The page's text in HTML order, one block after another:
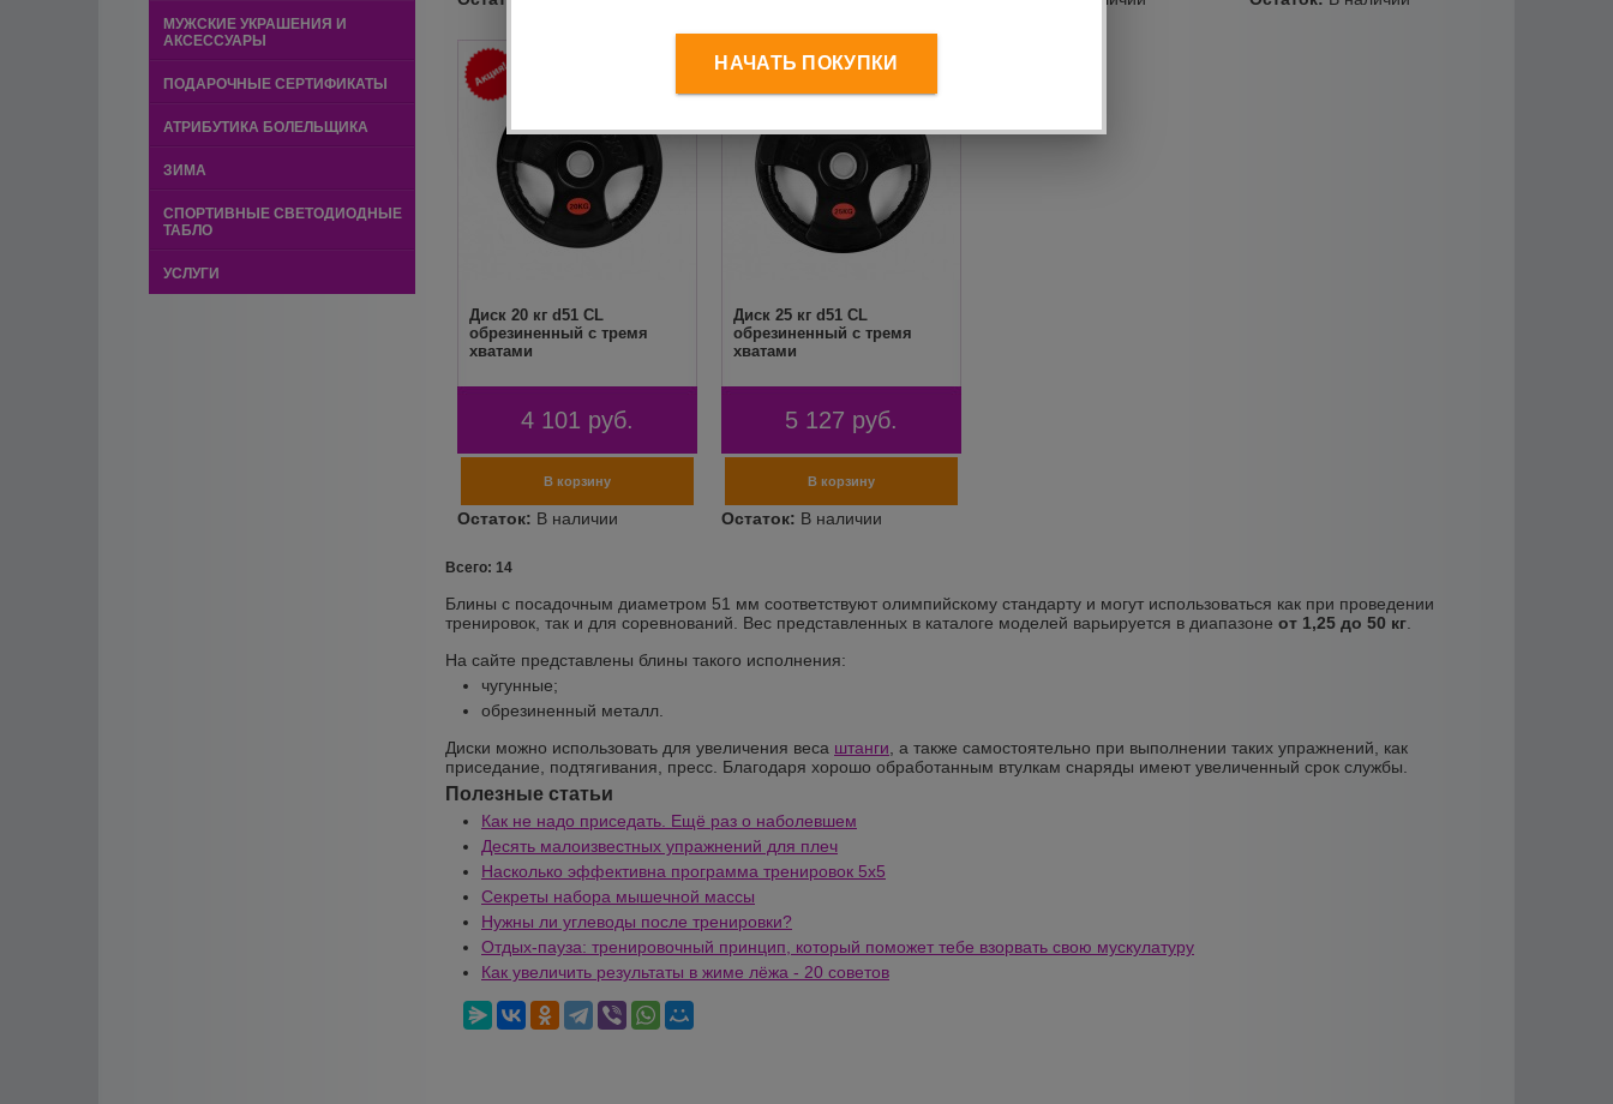
МУЖСКИЕ УКРАШЕНИЯ И
АКСЕССУАРЫ
ПОДАРОЧНЫЕ СЕРТИФИКАТЫ
АТРИБУТИКА БОЛЕЛЬЩИКА
ЗИМА
СПОРТИВНЫЕ СВЕТОДИОДНЫЕ
ТАБЛО
УСЛУГИ
Диск 20 кг d51 CL
обрезиненный с тремя
хватами
4 101 руб.
Диск 25 кг d51 CL
обрезиненный с тремя
хватами
5 127 руб.
Всего: 14
Блины с посадочным диаметром 51 мм соответствуют олимпийскому стандарту и могут использоваться как при проведении
тренировок, так и для соревнований. Вес представленных в каталоге моделей варьируется в диапазоне от 1,25 до 50 кг
На сайте представлены блины такого исполнения:
чугунные;
обрезиненный металл.
Диски можно использовать для увеличения веса штанги , а также самостоятельно при выполнении таких упражнений, как
приседание, подтягивания, пресс. Благодаря хорошо обработанным втулкам снаряды имеют увеличенный срок службы.
Полезные статьи
Как не надо приседать. Ещё раз о наболевшем
Десять малоизвестных упражнений для плеч
Насколько эффективна программа тренировок 5х5
Секреты набора мышечной массы
Нужны ли углеводы после тренировки?
Отдых-пауза: тренировочный принцип, который поможет тебе взорвать свою мускулатуру
Как увеличить результаты в жиме лёжа - 20 советов
НАЧАТЬ ПОКУПКИ